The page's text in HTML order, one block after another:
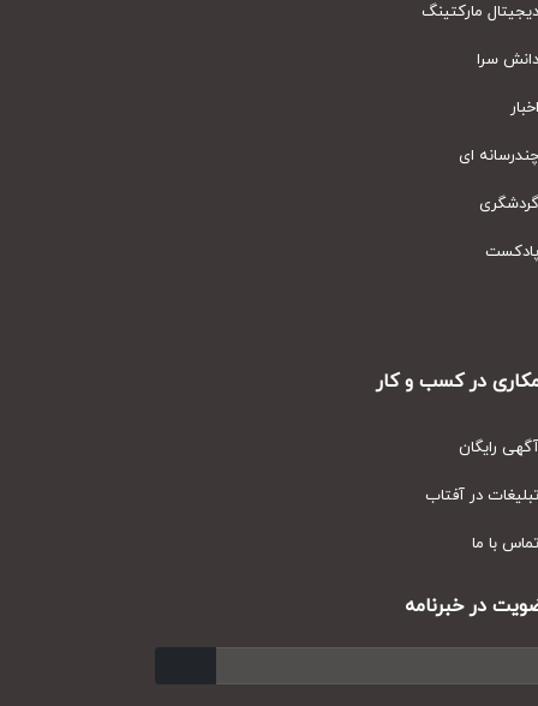
مارکتینگ
سرا
ای
در کسب و کار
رایگان
در آفتاب
با ما
در خبرنامه